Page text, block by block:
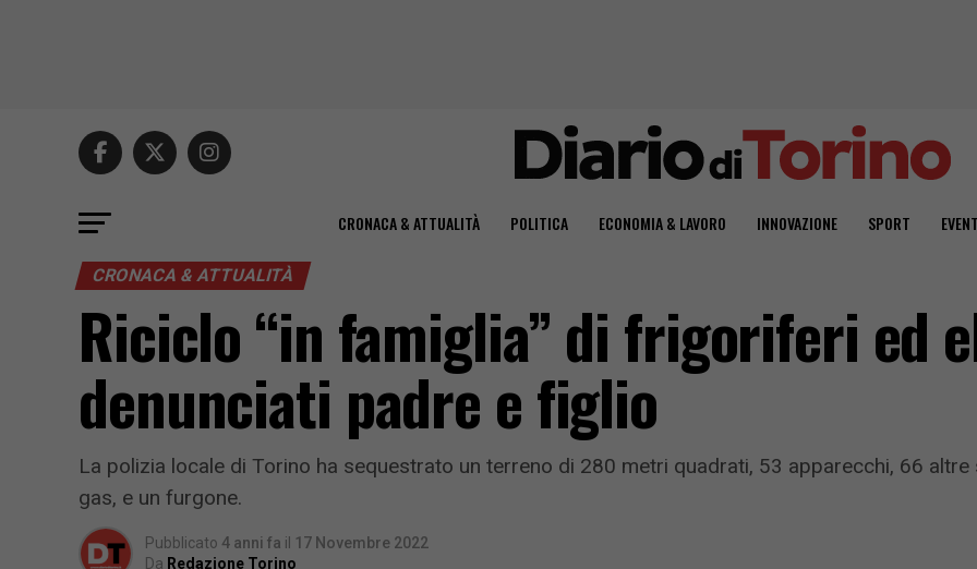
CRONACA & ATTUALITÀ POLITICA ECONOMIA & LAVORO INNOVAZIONE SPORT
CRONACA & ATTUALITÀ
Riciclo “in famiglia” di frigoriferi ed
denunciati padre e figlio
La polizia locale di Torino ha sequestrato un terreno di 280 metri quadrati, 53 apparecchi, 66
gas, e un furgone.
Pubblicato 4 anni fa il 17 Novembre 2022
Da Redazione Torino